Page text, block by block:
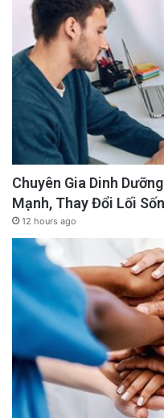
Chuyên Gia Dinh
Mạnh, Thay Đổi Lối
12 hours ago